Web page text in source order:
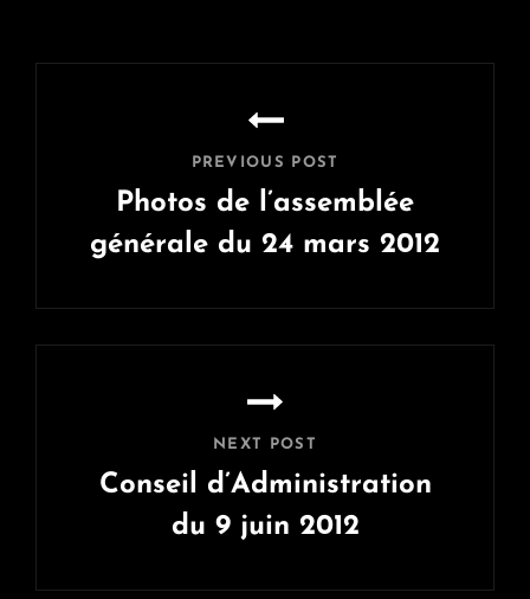
PREVIOUS POST
Photos de l’assemblée
générale du 24 mars 2012
Post
NEXT POST
Conseil d’Administration
du 9 juin 2012